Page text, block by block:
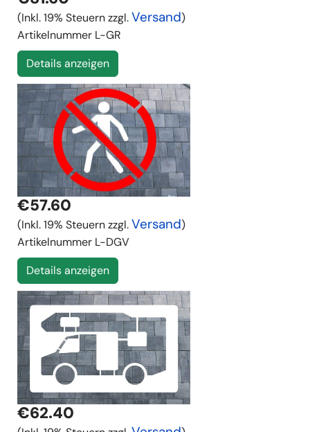
(Inkl. 19% Steuern zzgl.Versand)
Artikelnummer L-GR
Details anzeigen
€57.60
(Inkl. 19% Steuern zzgl.Versand)
Artikelnummer L-DGV
Details anzeigen
€62.40